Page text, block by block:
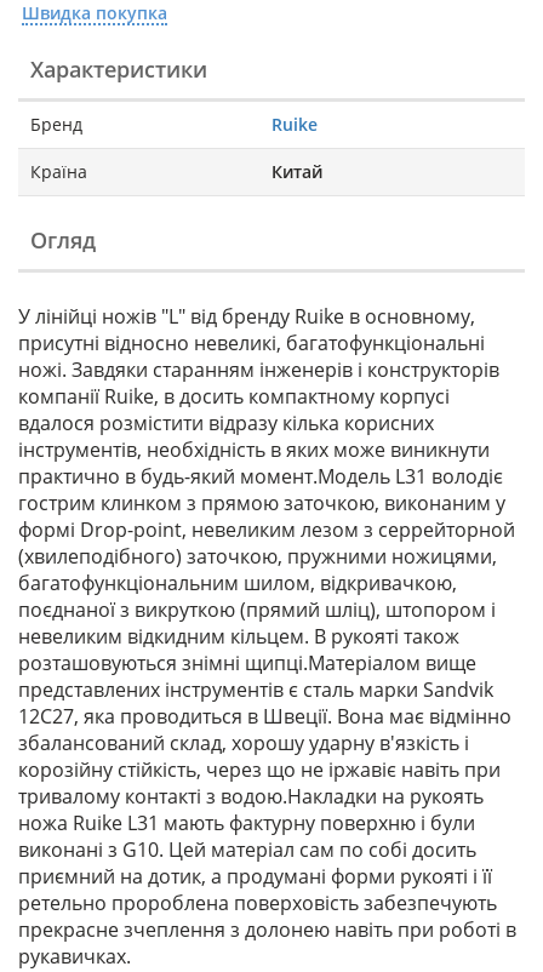
Швидка покупка
Характеристики
Бренд Ruike
Країна Китай
Огляд
У лінійці ножів "L" від бренду Ruike в основному,
присутні відносно невеликі, багатофункціональні
ножі. Завдяки старанням інженерів і конструкторів
компанії Ruike, в досить компактному корпусі
вдалося розмістити відразу кілька корисних
інструментів, необхідність в яких може виникнути
практично в будь-який момент.Модель L31 володіє
гострим клинком з прямою заточкою, виконаним у
формі Drop-point, невеликим лезом з серрейторной
(хвилеподібного) заточкою, пружними ножицями,
багатофункціональним шилом, відкривачкою,
поєднаної з викруткою (прямий шліц), штопором і
невеликим відкидним кільцем. В рукояті також
розташовуються знімні щипці.Матеріалом вище
представлених інструментів є сталь марки Sandvik
12C27, яка проводиться в Швеції. Вона має відмінно
збалансований склад, хорошу ударну в'язкість і
корозійну стійкість, через що не іржавіє навіть при
тривалому контакті з водою.Накладки на рукоять
ножа Ruike L31 мають фактурну поверхню і були
виконані з G10. Цей матеріал сам по собі досить
приємний на дотик, а продумані форми рукояті і її
ретельно пророблена поверховість забезпечують
прекрасне зчеплення з долонею навіть при роботі в
рукавичках.